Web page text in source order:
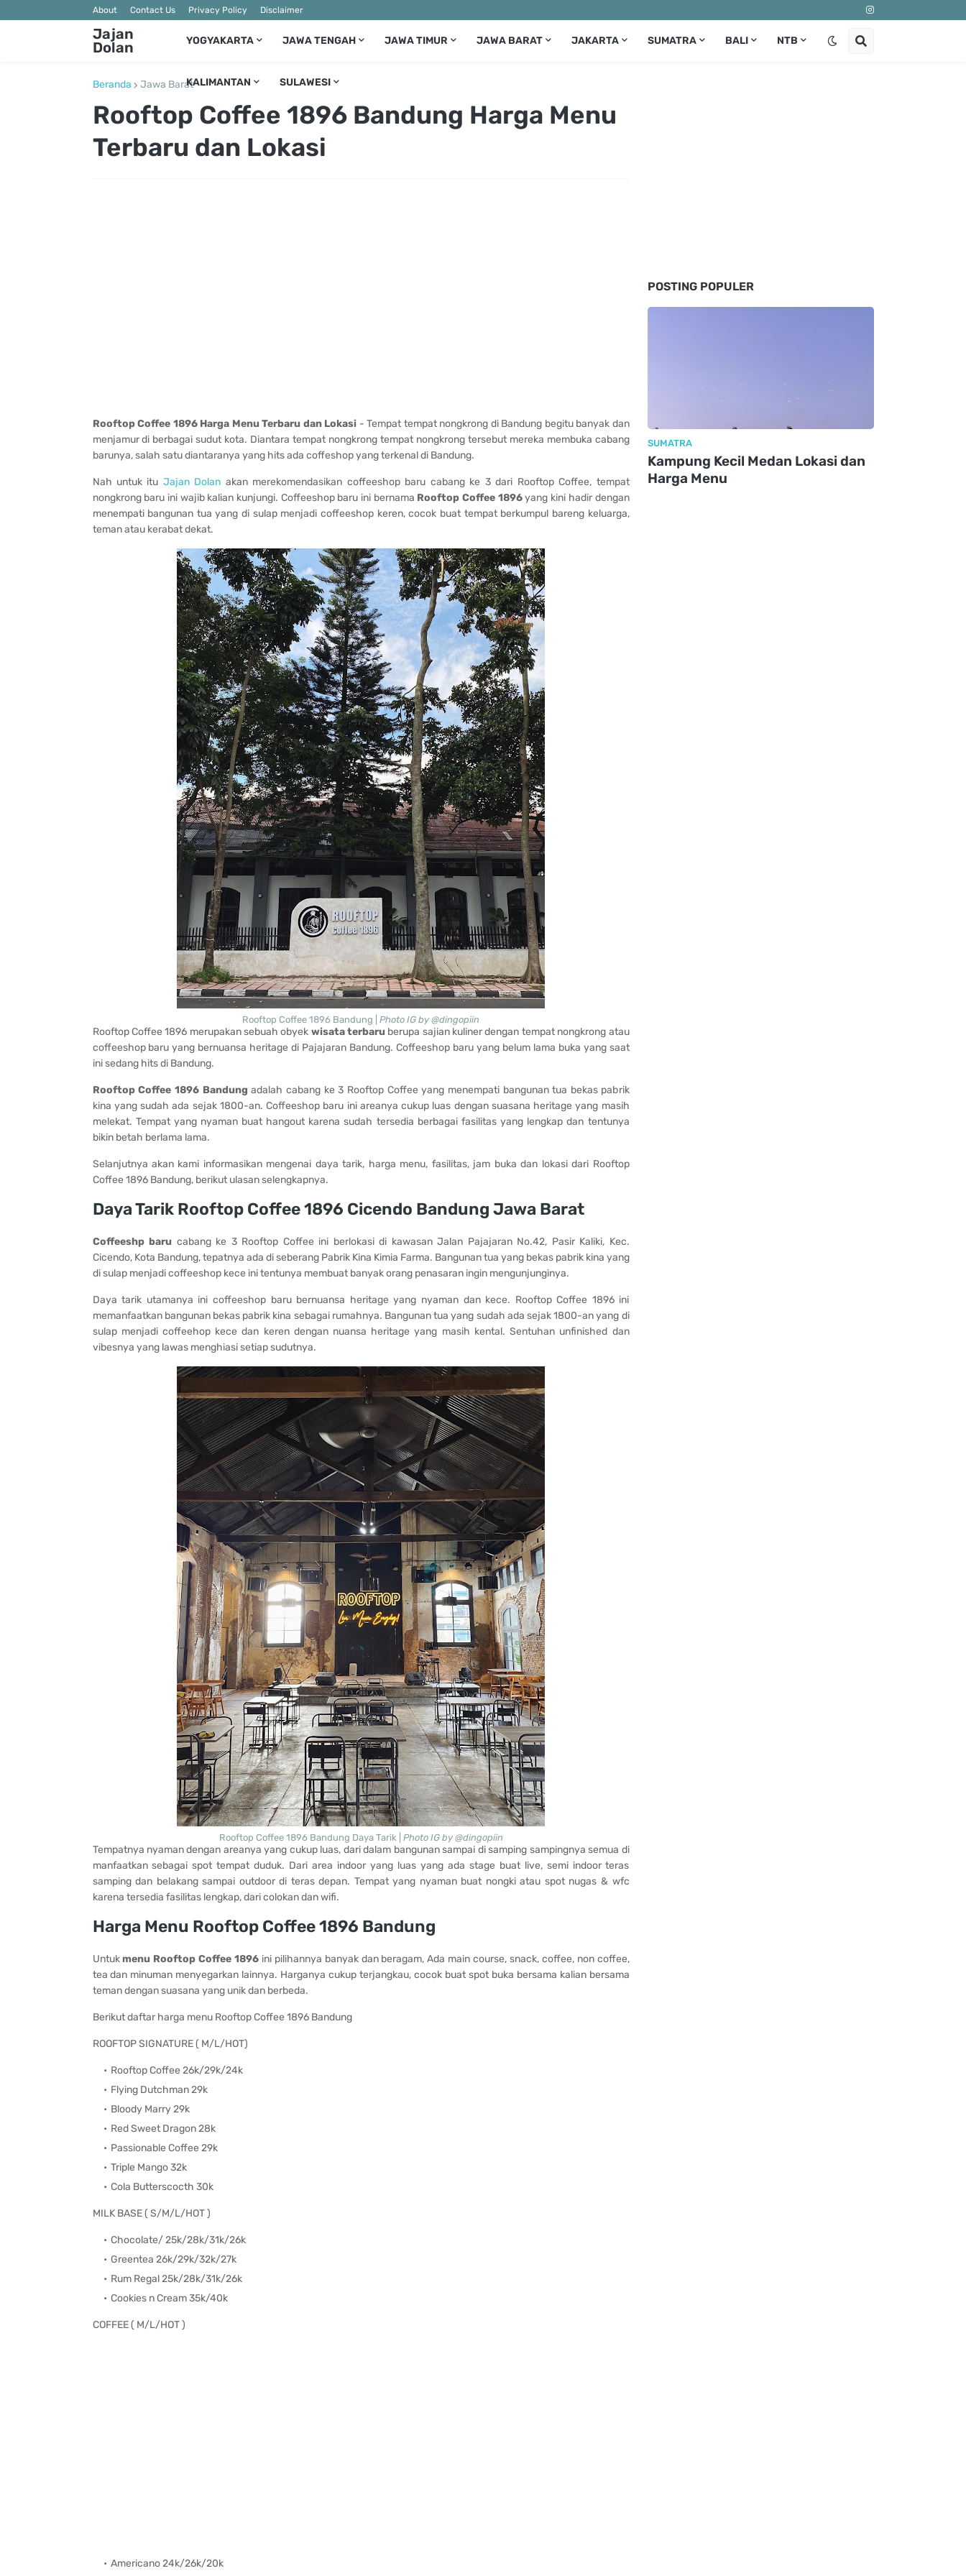
About Contact Us Privacy Policy Disclaimer
Jajan
Dolan YOGYAKARTA JAWA TENGAH JAWA TIMUR JAWA BARAT JAKARTA SUMATRA BALI NTB
KALIMANTAN SULAWESI
Beranda Jawa Barat
Rooftop Coffee 1896 Bandung Harga Menu
Terbaru dan Lokasi
Rooftop Coffee 1896 Harga Menu Terbaru dan Lokasi - Tempat tempat nongkrong di Bandung begitu banyak dan
menjamur di berbagai sudut kota. Diantara tempat nongkrong tempat nongkrong tersebut mereka membuka cabang
barunya, salah satu diantaranya yang hits ada coffeshop yang terkenal di Bandung.
Nah untuk itu Jajan Dolan akan merekomendasikan coffeeshop baru cabang ke 3 dari Rooftop Coffee, tempat
nongkrong baru ini wajib kalian kunjungi. Coffeeshop baru ini bernama Rooftop Coffee 1896yang kini hadir dengan
menempati bangunan tua yang di sulap menjadi coffeeshop keren, cocok buat tempat berkumpul bareng keluarga,
teman atau kerabat dekat.
Rooftop Coffee 1896 Bandung | Photo IG by @dingopiin
Rooftop Coffee 1896 merupakan sebuah obyek wisata terbaru berupa sajian kuliner dengan tempat nongkrong atau
coffeeshop baru yang bernuansa heritage di Pajajaran Bandung. Coffeeshop baru yang belum lama buka yang saat
ini sedang hits di Bandung.
Rooftop Coffee 1896 Bandung adalah cabang ke 3 Rooftop Coffee yang menempati bangunan tua bekas pabrik
kina yang sudah ada sejak 1800-an. Coffeeshop baru ini areanya cukup luas dengan suasana heritage yang masih
melekat. Tempat yang nyaman buat hangout karena sudah tersedia berbagai fasilitas yang lengkap dan tentunya
bikin betah berlama lama.
Selanjutnya akan kami informasikan mengenai daya tarik, harga menu, fasilitas, jam buka dan lokasi dari Rooftop
Coffee 1896 Bandung, berikut ulasan selengkapnya.
Daya Tarik Rooftop Coffee 1896 Cicendo Bandung Jawa Barat
Coffeeshp baru cabang ke 3 Rooftop Coffee ini berlokasi di kawasan Jalan Pajajaran No.42, Pasir Kaliki, Kec.
Cicendo, Kota Bandung, tepatnya ada di seberang Pabrik Kina Kimia Farma. Bangunan tua yang bekas pabrik kina yang
di sulap menjadi coffeeshop kece ini tentunya membuat banyak orang penasaran ingin mengunjunginya.
Daya tarik utamanya ini coffeeshop baru bernuansa heritage yang nyaman dan kece. Rooftop Coffee 1896 ini
memanfaatkan bangunan bekas pabrik kina sebagai rumahnya. Bangunan tua yang sudah ada sejak 1800-an yang di
sulap menjadi coffeehop kece dan keren dengan nuansa heritage yang masih kental. Sentuhan unfinished dan
vibesnya yang lawas menghiasi setiap sudutnya.
Rooftop Coffee 1896 Bandung Daya Tarik | Photo IG by @dingopiin
Tempatnya nyaman dengan areanya yang cukup luas, dari dalam bangunan sampai di samping sampingnya semua di
manfaatkan sebagai spot tempat duduk. Dari area indoor yang luas yang ada stage buat live, semi indoor teras
samping dan belakang sampai outdoor di teras depan. Tempat yang nyaman buat nongki atau spot nugas & wfc
karena tersedia fasilitas lengkap, dari colokan dan wifi.
Harga Menu Rooftop Coffee 1896 Bandung
Untukmenu Rooftop Coffee 1896 ini pilihannya banyak dan beragam, Ada main course, snack, coffee, non coffee,
tea dan minuman menyegarkan lainnya. Harganya cukup terjangkau, cocok buat spot buka bersama kalian bersama
teman dengan suasana yang unik dan berbeda.
Berikut daftar harga menu Rooftop Coffee 1896 Bandung
ROOFTOP SIGNATURE ( M/L/HOT)
Rooftop Coffee 26k/29k/24k
Flying Dutchman 29k
Bloody Marry 29k
Red Sweet Dragon 28k
Passionable Coffee 29k
Triple Mango 32k
Cola Butterscocth 30k
MILK BASE ( S/M/L/HOT )
Chocolate/ 25k/28k/31k/26k
Greentea 26k/29k/32k/27k
Rum Regal 25k/28k/31k/26k
Cookies n Cream 35k/40k
COFFEE ( M/L/HOT )
Americano 24k/26k/20k
POSTING POPULER
SUMATRA
Kampung Kecil Medan Lokasi dan
Harga Menu